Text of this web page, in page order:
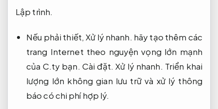
Lập trình.
Nếu phải thiết,Xử lý nhanh. hãy tạo thêm các
trang Internet theo nguyện vọng lớn mạnh
của C.ty bạn. Cài đặt. Xử lý nhanh. Triển khai
lượng lớn không gian lưu trữ và xử lý thông
báo có chi phí hợp lý.